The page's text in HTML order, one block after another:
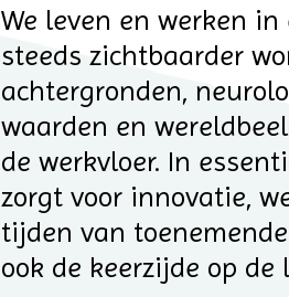
We leven en werken
steeds zichtbaarder
achtergronden,
waarden en
de werkvloer. In
zorgt voor innovatie,
tijden van
ook de keerzijde op de